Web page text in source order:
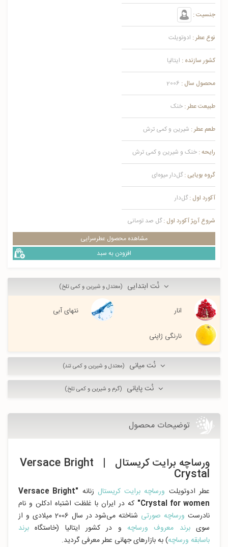
جنسیت :
نوع عطر : ادوتویلت
کشور سازنده : ایتالیا
محصول سال : 2006
طبیعت عطر : خنک
طعم عطر : شیرین و کمی ترش
رایحه : خنک و شیرین و کمی ترش
گروه بویایی : گل‌دار میوه‌ای
آکورد اول : گل‌دار
شروع آرپژ آکورد اول : گل صد تومانی
مشاهده محصول عطرسرایی
افزودن به سبد
نُت ابتدایی (معتدل و شیرین و کمی تلخ)
انار نتهای آبی
نارنگی ژاپنی
نُت میانی (معتدل و شیرین و کمی تند)
نُت پایانی (گرم و شیرین و کمی تلخ)
توضیحات محصول
ورساچه برایت کریستال | Versace Bright
Crystal
عطر ادوتویلت ورساچه برایت کریستال زنانه
"Versace Bright
Crystal for women" که در ایران با غلظت اشتباه ادکلن و نام
نادرست ورساچه صورتی
شناخته می‌شود در سال 2006 میلادی و از
سویبرند معروف ورساچه و در کشور ایتالیا (خاستگاه برند
باسابقه ورساچه) به بازارهای جهانی عطر معرفی گردید.